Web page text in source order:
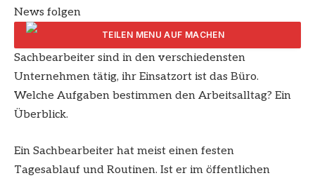
News folgen
ARTIKEL TEILEN
Sachbearbeiter sind in den verschiedensten
Unternehmen tätig, ihr Einsatzort ist das Büro.
Welche Aufgaben bestimmen den Arbeitsalltag? Ein
Überblick.
Ein Sachbearbeiter hat meist einen festen
Tagesablauf und Routinen. Ist er im öffentlichen